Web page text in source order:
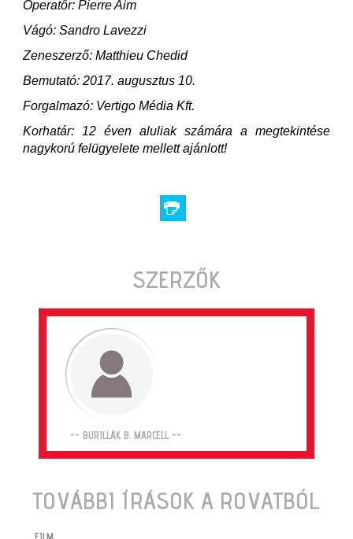
Operatőr: Pierre Aim
Vágó: Sandro Lavezzi
Zeneszerző: Matthieu Chedid
Bemutató: 2017. augusztus 10.
Forgalmazó: Vertigo Média Kft.
Korhatár: 12 éven aluliak számára a megtekintése
nagykorú felügyelete mellett ajánlott!
SZERZŐK
-- BURILLÁK B. MARCELL --
TOVÁBBI ÍRÁSOK A ROVATBÓL
FILM